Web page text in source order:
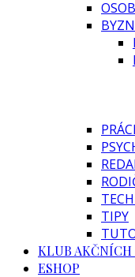
TIPY
KLUB AKČNÍCH
ESHOP